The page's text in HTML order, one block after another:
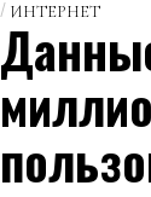
ИНТЕРНЕТ